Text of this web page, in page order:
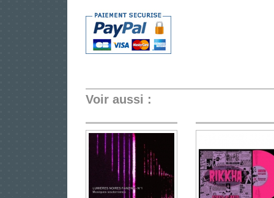
Voir aussi :